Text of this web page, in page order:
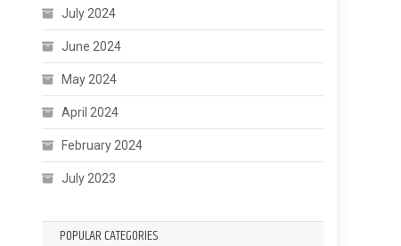
July 2024
June 2024
May 2024
April 2024
February 2024
July 2023
POPULAR CATEGORIES